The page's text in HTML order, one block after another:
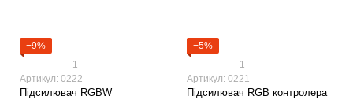
−9%
1
Артикул: 0222
Підсилювач RGBW
−5%
1
Артикул: 0221
Підсилювач RGB контролера